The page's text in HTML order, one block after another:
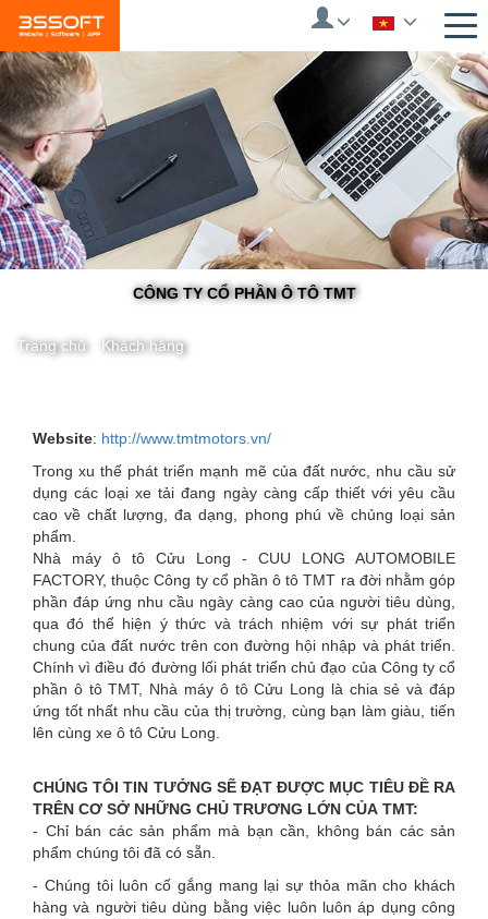
main
content
CÔNG TY CỔ PHẦN Ô TÔ TMT
Trang chủ Khách hàng
You
are
here
Website: http://www.tmtmotors.vn/
Trong xu thế phát triển mạnh mẽ của đất nước, nhu cầu sử
dụng các loại xe tải đang ngày càng cấp thiết với yêu cầu
cao về chất lượng, đa dạng, phong phú về chủng loại sản
phẩm.
Nhà máy ô tô Cửu Long - CUU LONG AUTOMOBILE
FACTORY, thuộc Công ty cổ phần ô tô TMT ra đời nhằm góp
phần đáp ứng nhu cầu ngày càng cao của người tiêu dùng,
qua đó thể hiện ý thức và trách nhiệm với sự phát triển
chung của đất nước trên con đường hội nhập và phát triển.
Chính vì điều đó đường lối phát triển chủ đạo của Công ty cổ
phần ô tô TMT, Nhà máy ô tô Cửu Long là chia sẻ và đáp
ứng tốt nhất nhu cầu của thị trường, cùng bạn làm giàu, tiến
lên cùng xe ô tô Cửu Long.
CHÚNG TÔI TIN TƯỞNG SẼ ĐẠT ĐƯỢC MỤC TIÊU ĐỀ RA
TRÊN CƠ SỞ NHỮNG CHỦ TRƯƠNG LỚN CỦA TMT:
- Chỉ bán các sản phẩm mà bạn cần, không bán các sản
phẩm chúng tôi đã có sẵn.
- Chúng tôi luôn cố gắng mang lại sự thỏa mãn cho khách
hàng và người tiêu dùng bằng việc luôn luôn áp dụng công